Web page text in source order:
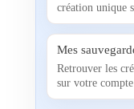
création unique
Mes
Retrouver les
sur votre